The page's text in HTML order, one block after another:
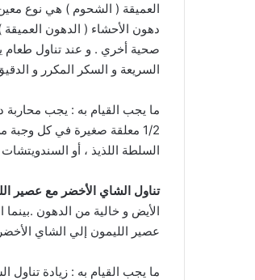
العميقة ( الشحوم ) هي نوع
دهون الأحشاء ( الدهون
السريعة و السكر المكرر و
ما يجب القيام به : يجب
1/2 معلقة صغيرة في كل وجبة
السلطة اللذيذ ، أو السندويتشات
تناول الشاي الأخضر مع عصير
الأيض و خالية من الدهون
عصير الليمون إلي الشاي
ما يجب القيام به : زيادة